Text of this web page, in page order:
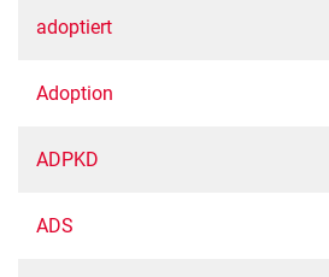
adoptiert
Adoption
ADPKD
ADS